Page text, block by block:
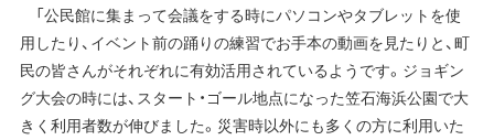
「公民館に集まって会議をする時にパソコンやタブレットを使
用したり、イベント前の踊りの練習でお手本の動画を見たりと、町
民の皆さんがそれぞれに有効活用されているようです。ジョギン
グ大会の時には、スタート・ゴール地点になった笠石海浜公園で大
きく利用者数が伸びました。災害時以外にも多くの方に利用いた